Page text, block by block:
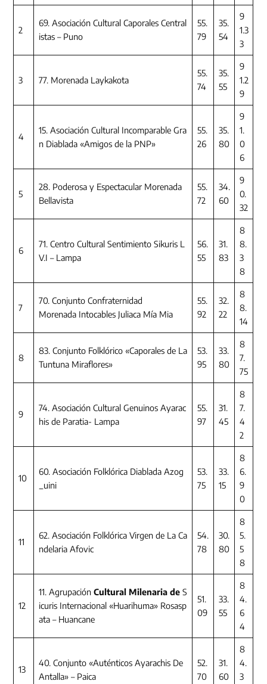
2
69. Asociación Cultural Caporales Central
istas – Puno
55.
79
35.
54
9
1.3
3
3 77. Morenada Laykakota
55.
74
35.
55
9
1.2
9
4
15. Asociación Cultural Incomparable Gra
n Diablada «Amigos de la PNP»
55.
26
35.
80
9
1.
0
6
5
28. Poderosa y Espectacular Morenada
Bellavista
55.
72
34.
60
9
0.
32
6
71. Centro Cultural Sentimiento Sikuris L
V.I – Lampa
56.
55
31.
83
8
8.
3
8
7
70. Conjunto Confraternidad
Morenada Intocables Juliaca Mía Mia
55.
92
32.
22
8
8.
14
8
83. Conjunto Folklórico «Caporales de La
Tuntuna Miraflores»
53.
95
33.
80
8
7.
75
9
74. Asociación Cultural Genuinos Ayarac
his de Paratia- Lampa
55.
97
31.
45
8
7.
4
2
10
60. Asociación Folklórica Diablada Azog
_uini
53.
75
33.
15
8
6.
9
0
11
62. Asociación Folklórica Virgen de La Ca
ndelaria Afovic
54.
78
30.
80
8
5.
5
8
12
11. Agrupación Cultural Milenaria de S
icuris Internacional «Huarihuma» Rosasp
ata – Huancane
51.
09
33.
55
8
4.
6
4
13
40. Conjunto «Auténticos Ayarachis De
Antalla» – Paica
52.
70
31.
60
8
4.
3